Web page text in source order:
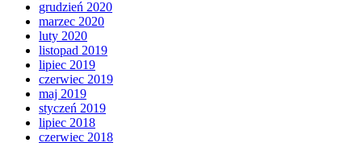
grudzień 2020
marzec 2020
luty 2020
listopad 2019
lipiec 2019
czerwiec 2019
maj 2019
styczeń 2019
lipiec 2018
czerwiec 2018